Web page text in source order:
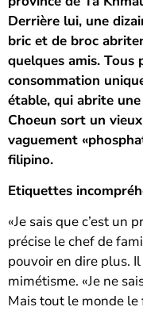
Derrière lui, une
bric et de broc
quelques amis.
consommation
étable, qui abrite
Choeun sort un
vaguement
filipino.
Etiquettes
«Je sais que c’est un
précise le chef de
pouvoir en dire plus.
mimétisme. «Je ne
Mais tout le monde le